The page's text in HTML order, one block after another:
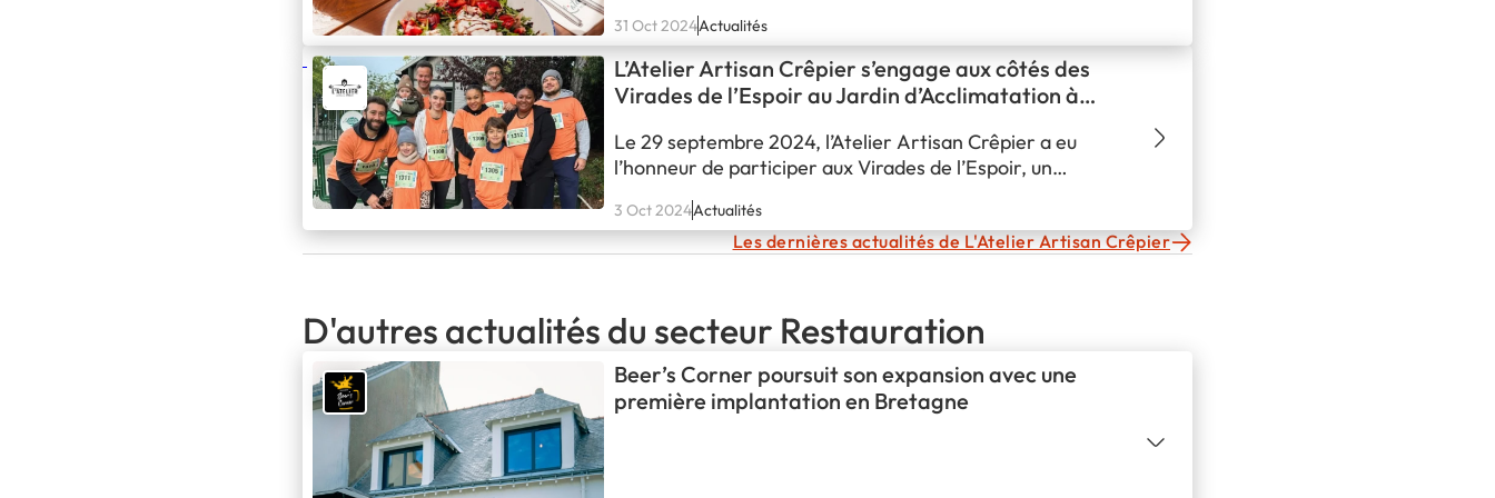
31 Oct 2024Actualités
L’Atelier Artisan Crêpier s’engage aux côtés des
Virades de l’Espoir au Jardin d’Acclimatation à
Le 29 septembre 2024, l’Atelier Artisan Crêpier a eu
l’honneur de participer aux Virades de l’Espoir, un
d’Acclimatation à Paris. Cette journée dédiée à la lutte
contre la mucoviscidose a réuni des milliers de
3 Oct 2024Actualités
Les dernières actualités de L'Atelier Artisan Crêpier
D'autres actualités du secteur Restauration
Beer’s Corner poursuit son expansion avec une
première implantation en Bretagne